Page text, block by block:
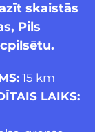
skaistās
Pils
15 km
LAIKS: